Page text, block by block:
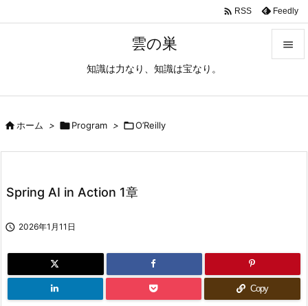
雲の巣
知識は力なり、知識は宝なり。

 RSS Feedly
ホーム > Program > O’Reilly
Spring AI in Action 1章
 2026年1月11日
Copy